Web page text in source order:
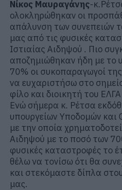
Νίκος Μαυραγάνης-
ολοκληρώθηκαν οι
απάλυνση των συνεπειών
μας από τις φυσικές
Ιστιαίας Αιδηψού . Πιο
αποζημιώθηκαν ήδη με το
70% οι συκοπαραγωγοί
να ευχαριστήσω στο
φίλο και διοικητή του
Ενώ σήμερα κ. Ρέτσα
υπουργείων Υποδομών και
με την οποία
Αιδηψού με το ποσό των
φυσικές καταστροφές το
θέλω να τονίσω ότι θα
και στεκόμαστε δίπλα
μας.